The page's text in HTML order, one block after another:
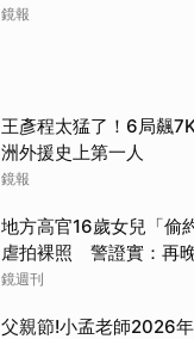
懼」這件事
鏡報
王彥程太猛了！6局飆
洲外援史上第一人
鏡報
地方高官16歲女兒「偷
虐拍裸照 警證實：再
鏡週刊
父親節!小孟老師2026